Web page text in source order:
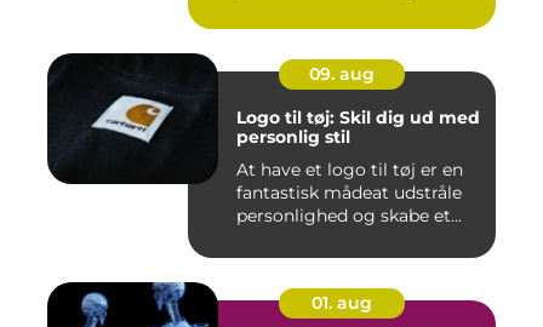
09. aug
Logo til tøj: Skil dig ud med
personlig stil
At have et logo til tøj er en
fantastisk mådeat udstråle
personlighed og skabe et...
01. aug